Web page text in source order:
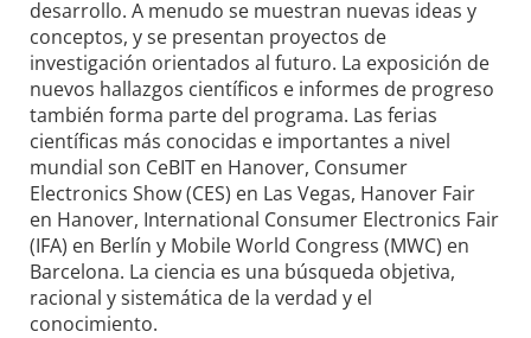
desarrollo. A menudo se muestran nuevas ideas y
conceptos, y se presentan proyectos de
investigación orientados al futuro. La exposición de
nuevos hallazgos científicos e informes de progreso
también forma parte del programa. Las ferias
científicas más conocidas e importantes a nivel
mundial son CeBIT en Hanover, Consumer
Electronics Show (CES) en Las Vegas, Hanover Fair
en Hanover, International Consumer Electronics Fair
(IFA) en Berlín y Mobile World Congress (MWC) en
Barcelona. La ciencia es una búsqueda objetiva,
racional y sistemática de la verdad y el
conocimiento.